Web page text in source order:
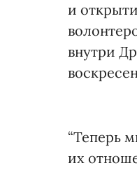
и
внутри
“Теперь
их